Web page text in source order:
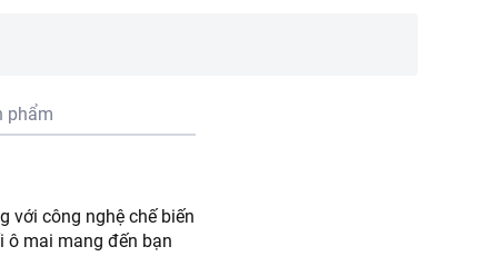
phẩm
với công nghệ chế biến
ô mai mang đến bạn